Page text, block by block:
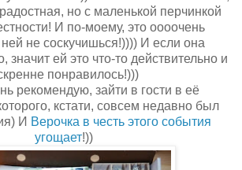
но с маленькой перчинкой
И по-моему, это оооочень
не соскучишься!)))) И если она
значит ей это что-то действительно и
понравилось!)))
рекомендую, зайти в гости в её
кстати, совсем недавно был
И Верочка в честь этого события
угощает!))